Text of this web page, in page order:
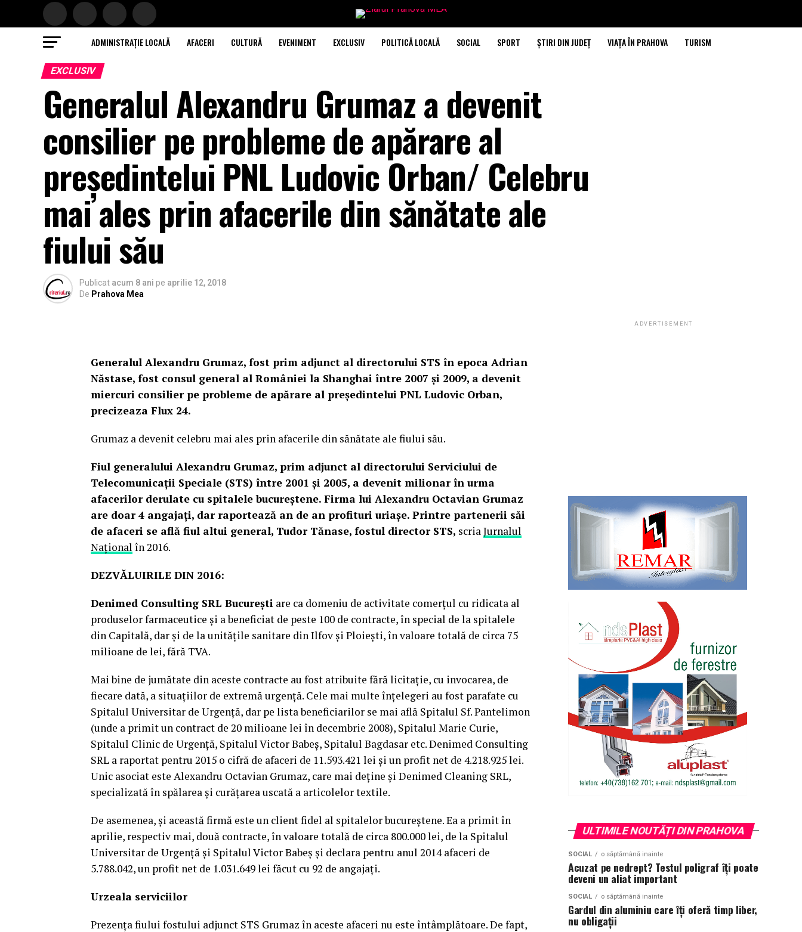
ADMINISTRAȚIE LOCALĂ AFACERI CULTURĂ EVENIMENT EXCLUSIV POLITICĂ LOCALĂ SOCIAL SPORT ȘTIRI DIN JUDEȚ VIAȚA ÎN PRAHOVA TURISM
EXCLUSIV
Generalul Alexandru Grumaz a devenit
consilier pe probleme de apărare al
președintelui PNL Ludovic Orban/ Celebru
mai ales prin afacerile din sănătate ale
fiului său
Publicat acum 8 ani pe aprilie 12, 2018
De Prahova Mea
Generalul Alexandru Grumaz, fost prim adjunct al directorului STS în epoca Adrian
Năstase, fost consul general al României la Shanghai între 2007 şi 2009, a devenit
miercuri consilier pe probleme de apărare al președintelui PNL Ludovic Orban,
precizeaza Flux 24.
Grumaz a devenit celebru mai ales prin afacerile din sănătate ale fiului său.
Fiul generalului Alexandru Grumaz, prim adjunct al directorului Serviciului de
Telecomunicaţii Speciale (STS) între 2001 şi 2005, a devenit milionar în urma
afacerilor derulate cu spitalele bucureştene. Firma lui Alexandru Octavian Grumaz
are doar 4 angajaţi, dar raportează an de an profituri uriaşe. Printre partenerii săi
de afaceri se află fiul altui general, Tudor Tănase, fostul director STS, scriaJurnalul
Național în 2016.
DEZVĂLUIRILE DIN 2016:
Denimed Consulting SRL Bucureşti are ca domeniu de activitate comerţul cu ridicata al
produselor farmaceutice şi a beneficiat de peste 100 de contracte, în special de la spitalele
din Capitală, dar şi de la unităţile sanitare din Ilfov şi Ploieşti, în valoare totală de circa 75
milioane de lei, fără TVA.
Mai bine de jumătate din aceste contracte au fost atribuite fără licitaţie, cu invocarea, de
fiecare dată, a situaţiilor de extremă urgenţă. Cele mai multe înţelegeri au fost parafate cu
Spitalul Universitar de Urgenţă, dar pe lista beneficiarilor se mai află Spitalul Sf. Pantelimon
(unde a primit un contract de 20 milioane lei în decembrie 2008), Spitalul Marie Curie,
Spitalul Clinic de Urgenţă, Spitalul Victor Babeş, Spitalul Bagdasar etc. Denimed Consulting
SRL a raportat pentru 2015 o cifră de afaceri de 11.593.421 lei şi un profit net de 4.218.925 lei.
Unic asociat este Alexandru Octavian Grumaz, care mai deţine şi Denimed Cleaning SRL,
specializată în spălarea şi curăţarea uscată a articolelor textile.
De asemenea, şi această firmă este un client fidel al spitalelor bucureştene. Ea a primit în
aprilie, respectiv mai, două contracte, în valoare totală de circa 800.000 lei, de la Spitalul
Universitar de Urgenţă şi Spitalul Victor Babeş şi declara pentru anul 2014 afaceri de
5.788.042, un profit net de 1.031.649 lei făcut cu 92 de angajaţi.
Urzeala serviciilor
Prezenţa fiului fostului adjunct STS Grumaz în aceste afaceri nu este întâmplătoare. De fapt,
ADVERTISEMENT
ULTIMILE NOUTĂȚI DIN PRAHOVA
SOCIAL o săptămână inainte
Acuzat pe nedrept? Testul poligraf îţi poate
deveni un aliat important
SOCIAL o săptămână inainte
Gardul din aluminiu care îți oferă timp liber,
nu obligații